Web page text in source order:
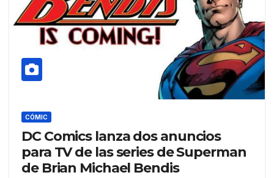
CÓMIC
DC Comics lanza dos anuncios
para TV de las series de Superman
de Brian Michael Bendis